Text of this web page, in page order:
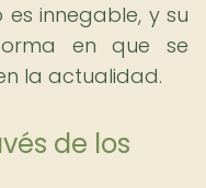
innegable, y su
en que se
la actualidad.
de los